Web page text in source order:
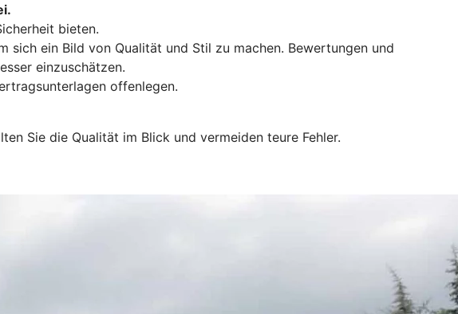
bieten.
sich ein Bild von Qualität und Stil zu machen. Bewertungen und
einzuschätzen.
offenlegen.
Sie die Qualität im Blick und vermeiden teure Fehler.